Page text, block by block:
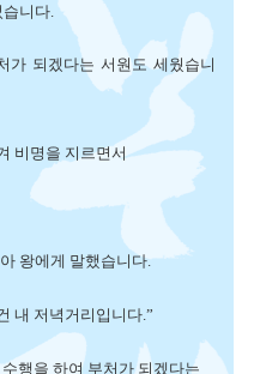
니다.
가 되겠다는 서원도 세웠습니
비명을 지르면서
왕에게 말했습니다.
내 저녁거리입니다.”
행을 하여 부처가 되겠다는